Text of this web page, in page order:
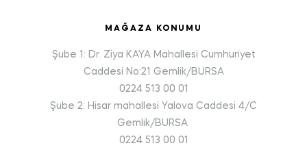
MAĞAZA KONUMU
Şube 1: Dr. Ziya KAYA Mahallesi Cumhuriyet
Caddesi No:21 Gemlik/BURSA
0224 513 00 01
Şube 2: Hisar mahallesi Yalova Caddesi 4/C
Gemlik/BURSA
0224 513 00 01